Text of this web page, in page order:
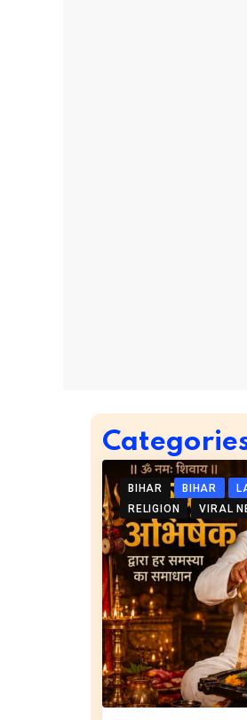
BIHAR BIHAR
RELIGION
VIRAL